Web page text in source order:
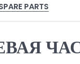
PARTS